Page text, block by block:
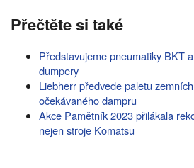
Přečtěte si také
Představujeme pneumatiky BKT
dumpery
Liebherr předvede paletu
očekávaného dampru
Akce Pamětník 2023 přilákala
nejen stroje Komatsu